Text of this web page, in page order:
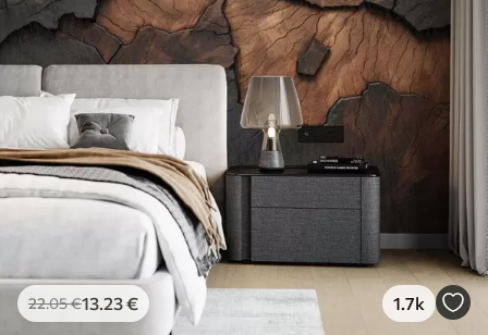
22.05€13 .23€ 1.7k